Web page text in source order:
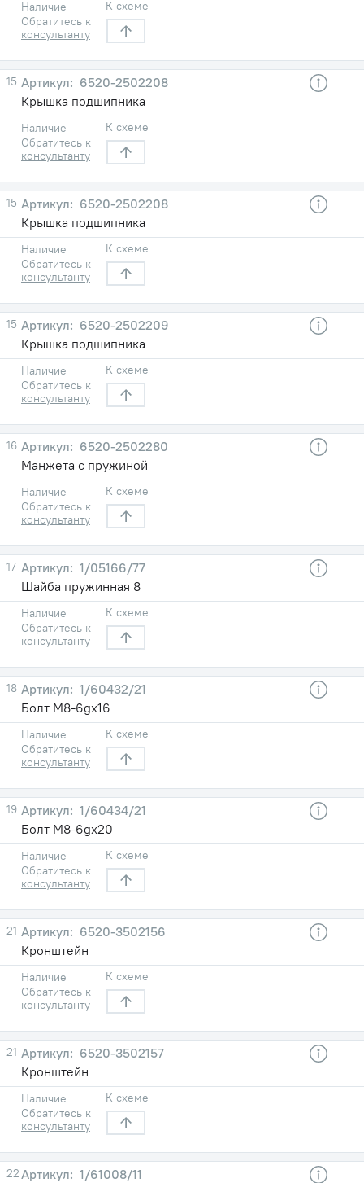
Наличие
Обратитесь к
консультанту
К схеме
15
6520-2502208
Крышка подшипника
Наличие
Обратитесь к
консультанту
К схеме
15
6520-2502208
Крышка подшипника
Наличие
Обратитесь к
консультанту
К схеме
15
6520-2502209
Крышка подшипника
Наличие
Обратитесь к
консультанту
К схеме
16
6520-2502280
Манжета с пружиной
Наличие
Обратитесь к
консультанту
К схеме
17
1/05166/77
Шайба пружинная 8
Наличие
Обратитесь к
консультанту
К схеме
18
1/60432/21
Болт М8-6gх16
Наличие
Обратитесь к
консультанту
К схеме
19
1/60434/21
Болт М8-6gх20
Наличие
Обратитесь к
консультанту
К схеме
21
6520-3502156
Кронштейн
Наличие
Обратитесь к
консультанту
К схеме
21
6520-3502157
Кронштейн
Наличие
Обратитесь к
консультанту
К схеме
22
1/61008/11